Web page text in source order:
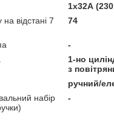
1x32А
відстані 7
74
-
1-но
з
ручний/
набір
-